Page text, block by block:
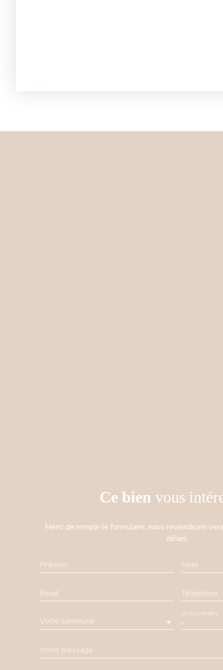
Ce bien vous
Merci de remplir le formulaire, nous reviendrons
délais.
Prénom Nom
Email Téléphone
Votre commune -
Vous souhaitez
Votre message